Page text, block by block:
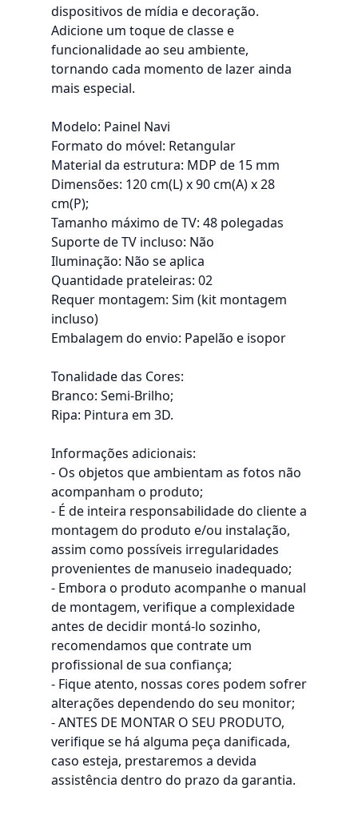
dispositivos de mídia e decoração.
Adicione um toque de classe e
funcionalidade ao seu ambiente,
tornando cada momento de lazer ainda
mais especial.
Modelo: Painel Navi
Formato do móvel: Retangular
Material da estrutura: MDP de 15 mm
Dimensões: 120 cm(L) x 90 cm(A) x 28
cm(P);
Tamanho máximo de TV: 48 polegadas
Suporte de TV incluso: Não
Iluminação: Não se aplica
Quantidade prateleiras: 02
Requer montagem: Sim (kit montagem
incluso)
Embalagem do envio: Papelão e isopor
Tonalidade das Cores:
Branco: Semi-Brilho;
Ripa: Pintura em 3D.
Informações adicionais:
- Os objetos que ambientam as fotos não
acompanham o produto;
- É de inteira responsabilidade do cliente a
montagem do produto e/ou instalação,
assim como possíveis irregularidades
provenientes de manuseio inadequado;
- Embora o produto acompanhe o manual
de montagem, verifique a complexidade
antes de decidir montá-lo sozinho,
recomendamos que contrate um
profissional de sua confiança;
- Fique atento, nossas cores podem sofrer
alterações dependendo do seu monitor;
- ANTES DE MONTAR O SEU PRODUTO,
verifique se há alguma peça danificada,
caso esteja, prestaremos a devida
assistência dentro do prazo da garantia.